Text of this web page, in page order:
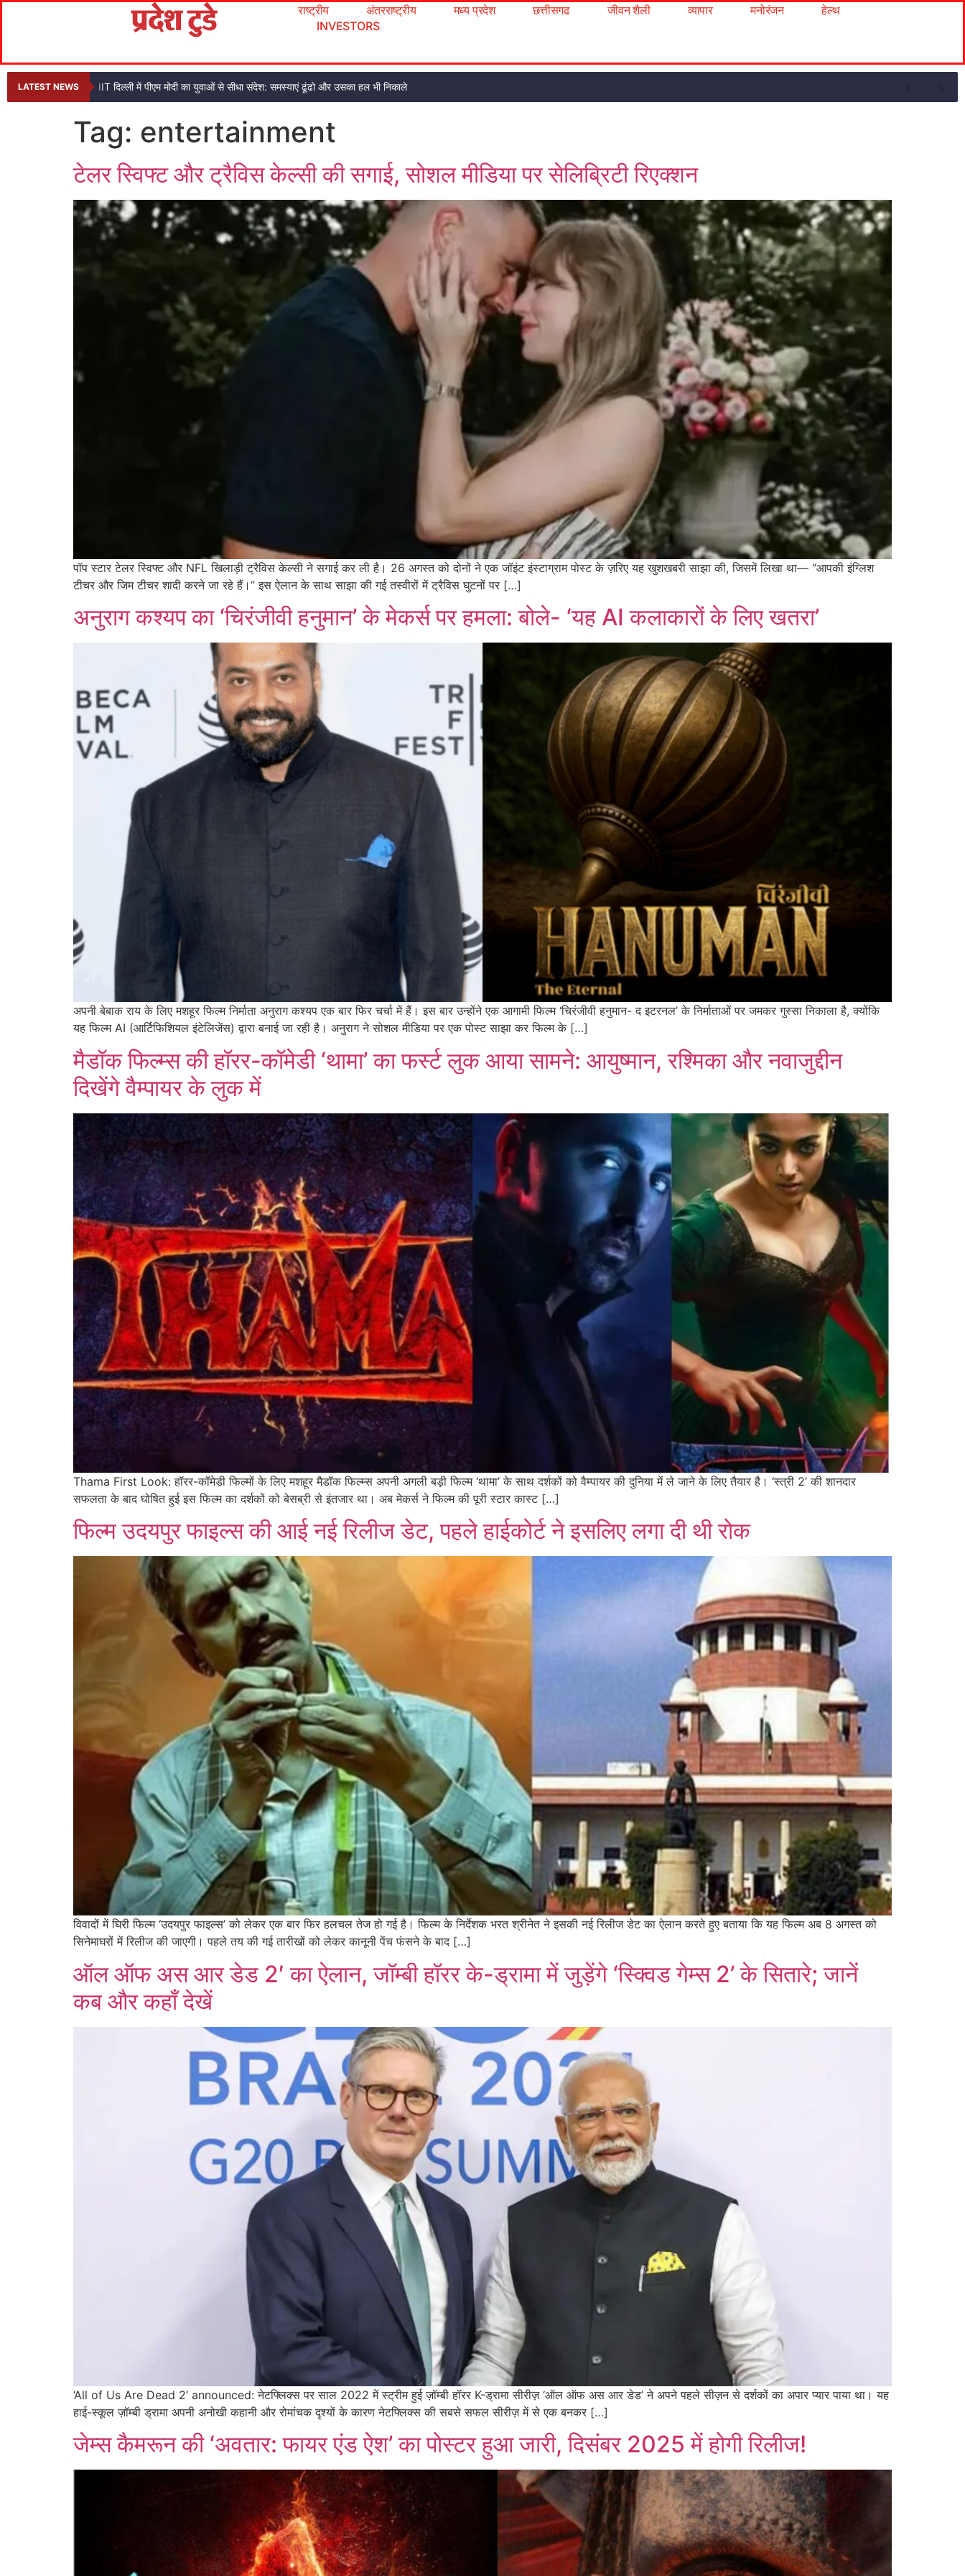
राष्ट्रीय अंतरराष्ट्रीय मध्य प्रदेश छत्तीसगढ जीवन शैली व्यापार मनोरंजन
हेल्थ
INVESTORS
LATEST NEWS IIT दिल्ली में पीएम मोदी का युवाओं से सीधा संदेश: समस्याएं ढूंढो और उसका हल भी निकाले
Tag: entertainment
टेलर स्विफ्ट और ट्रैविस केल्सी की सगाई, सोशल मीडिया पर सेलिब्रिटी रिएक्शन
पॉप स्टार टेलर स्विफ्ट और NFL खिलाड़ी ट्रैविस केल्सी ने सगाई कर ली है। 26 अगस्त को दोनों ने एक जॉइंट इंस्टाग्राम पोस्ट के ज़रिए यह खुशखबरी साझा की, जिसमें लिखा था— “आपकी इंग्लिश
टीचर और जिम टीचर शादी करने जा रहे हैं।” इस ऐलान के साथ साझा की गई तस्वीरों में ट्रैविस घुटनों पर […]
अनुराग कश्यप का ‘चिरंजीवी हनुमान’ के मेकर्स पर हमला: बोले- ‘यह AI कलाकारों के लिए खतरा’
अपनी बेबाक राय के लिए मशहूर फिल्म निर्माता अनुराग कश्यप एक बार फिर चर्चा में हैं। इस बार उन्होंने एक आगामी फिल्म ‘चिरंजीवी हनुमान- द इटरनल’ के निर्माताओं पर जमकर गुस्सा निकाला है, क्योंकि
यह फिल्म AI (आर्टिफिशियल इंटेलिजेंस) द्वारा बनाई जा रही है। अनुराग ने सोशल मीडिया पर एक पोस्ट साझा कर फिल्म के […]
मैडॉक फिल्म्स की हॉरर-कॉमेडी ‘थामा’ का फर्स्ट लुक आया सामने: आयुष्मान, रश्मिका और नवाजुद्दीन
दिखेंगे वैम्पायर के लुक में
Thama First Look: हॉरर-कॉमेडी फिल्मों के लिए मशहूर मैडॉक फिल्म्स अपनी अगली बड़ी फिल्म ‘थामा’ के साथ दर्शकों को वैम्पायर की दुनिया में ले जाने के लिए तैयार है। ‘स्त्री 2’ की शानदार
सफलता के बाद घोषित हुई इस फिल्म का दर्शकों को बेसब्री से इंतजार था। अब मेकर्स ने फिल्म की पूरी स्टार कास्ट […]
फिल्म उदयपुर फाइल्स की आई नई रिलीज डेट, पहले हाईकोर्ट ने इसलिए लगा दी थी रोक
विवादों में घिरी फिल्म ‘उदयपुर फाइल्स’ को लेकर एक बार फिर हलचल तेज हो गई है। फिल्म के निर्देशक भरत श्रीनेत ने इसकी नई रिलीज डेट का ऐलान करते हुए बताया कि यह फिल्म अब 8 अगस्त को
सिनेमाघरों में रिलीज की जाएगी। पहले तय की गई तारीखों को लेकर कानूनी पेंच फंसने के बाद […]
ऑल ऑफ अस आर डेड 2′ का ऐलान, जॉम्बी हॉरर के-ड्रामा में जुड़ेंगे ‘स्क्विड गेम्स 2’ के सितारे; जानें
कब और कहाँ देखें
‘All of Us Are Dead 2’ announced: नेटफ्लिक्स पर साल 2022 में स्ट्रीम हुई ज़ॉम्बी हॉरर K-ड्रामा सीरीज़ ‘ऑल ऑफ अस आर डेड’ ने अपने पहले सीज़न से दर्शकों का अपार प्यार पाया था। यह
हाई-स्कूल ज़ॉम्बी ड्रामा अपनी अनोखी कहानी और रोमांचक दृश्यों के कारण नेटफ्लिक्स की सबसे सफल सीरीज़ में से एक बनकर […]
जेम्स कैमरून की ‘अवतार: फायर एंड ऐश’ का पोस्टर हुआ जारी, दिसंबर 2025 में होगी रिलीज!